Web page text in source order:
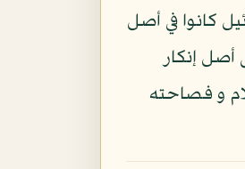
كانوا في أصل
إنكار
و فصاحته